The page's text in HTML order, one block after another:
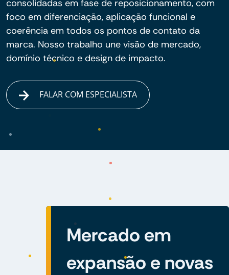
consolidadas em fase de reposicionamento, com
foco em diferenciação, aplicação funcional e
coerência em todos os pontos de contato da
marca. Nosso trabalho une visão de mercado,
domínio técnico e design de impacto.
FALAR COM ESPECIALISTA
Mercado em
expansão e novas